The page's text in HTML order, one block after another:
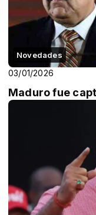
Novedades
03/01/2026
Maduro fue